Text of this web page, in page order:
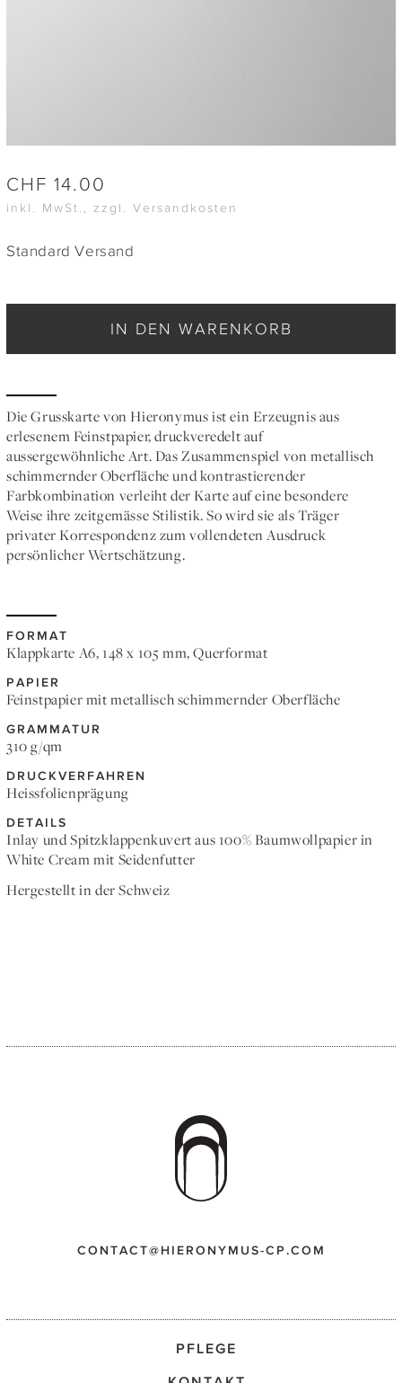
CHF 14.00
inkl. MwSt., zzgl. Versandkosten
Standard Versand
IN DEN WARENKORB
Die Grusskarte von Hieronymus ist ein Erzeugnis aus
erlesenem Feinstpapier, druckveredelt auf
aussergewöhnliche Art. Das Zusammenspiel von metallisch
schimmernder Oberfläche und kontrastierender
Farbkombination verleiht der Karte auf eine besondere
Weise ihre zeitgemässe Stilistik. So wird sie als Träger
privater Korrespondenz zum vollendeten Ausdruck
persönlicher Wertschätzung.
FORMAT
Klappkarte A6, 148 x 105 mm, Querformat
PAPIER
Feinstpapier mit metallisch schimmernder Oberfläche
GRAMMATUR
310 g/qm
DRUCKVERFAHREN
Heissfolienprägung
DETAILS
Inlay und Spitzklappenkuvert aus 100% Baumwollpapier in
White Cream mit Seidenfutter
Hergestellt in der Schweiz
CONTACT@HIERONYMUS-CP.COM
PFLEGE